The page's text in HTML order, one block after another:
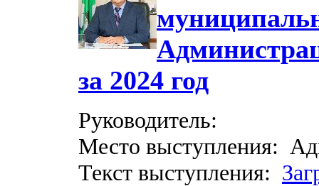
за 2024 год
Руководитель:
Место выступления:
Текст выступления: